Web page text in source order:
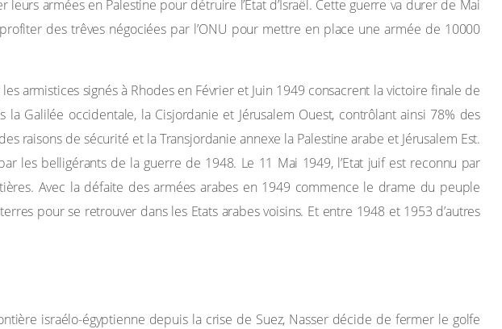
armées en Palestine pour détruire l’Etat d’Israël. Cette guerre va durer de Mai
des trêves négociées par l’ONU pour mettre en place une armée de 10000
armistices signés à Rhodes en Février et Juin 1949 consacrent la victoire finale de
la Galilée occidentale, la Cisjordanie et Jérusalem Ouest, contrôlant ainsi 78% des
raisons de sécurité et la Transjordanie annexe la Palestine arabe et Jérusalem Est.
les belligérants de la guerre de 1948. Le 11 Mai 1949, l’Etat juif est reconnu par
Avec la défaite des armées arabes en 1949 commence le drame du peuple
pour se retrouver dans les Etats arabes voisins. Et entre 1948 et 1953 d’autres
israélo-égyptienne depuis la crise de Suez, Nasser décide de fermer le golfe